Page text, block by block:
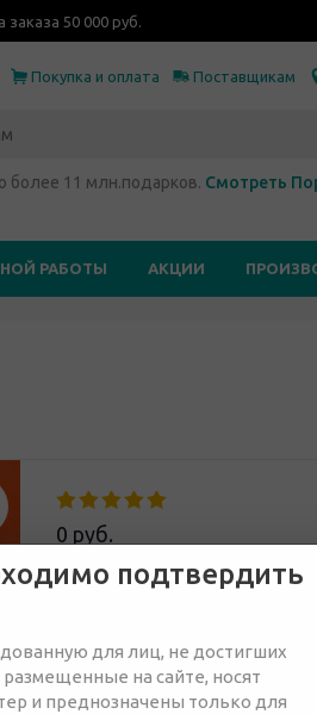
50 000 руб.
Покупка и оплата Поставщикам
более 11 млн.подарков. Смотреть
РАБОТЫ АКЦИИ
0 руб.
подтвердить
для лиц, не достигших
на сайте, носят
и преднозначены только для